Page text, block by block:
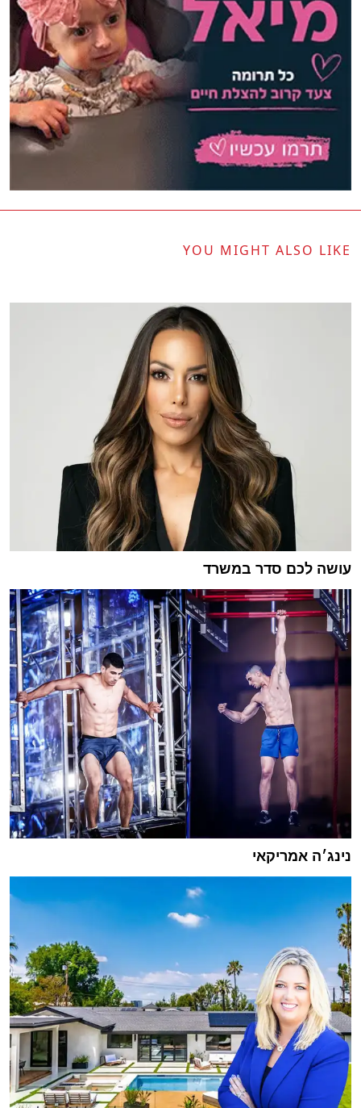
YOU MIGHT ALSO LIKE
עושה לכם סדר במשרד
נינג׳ה אמריקאי